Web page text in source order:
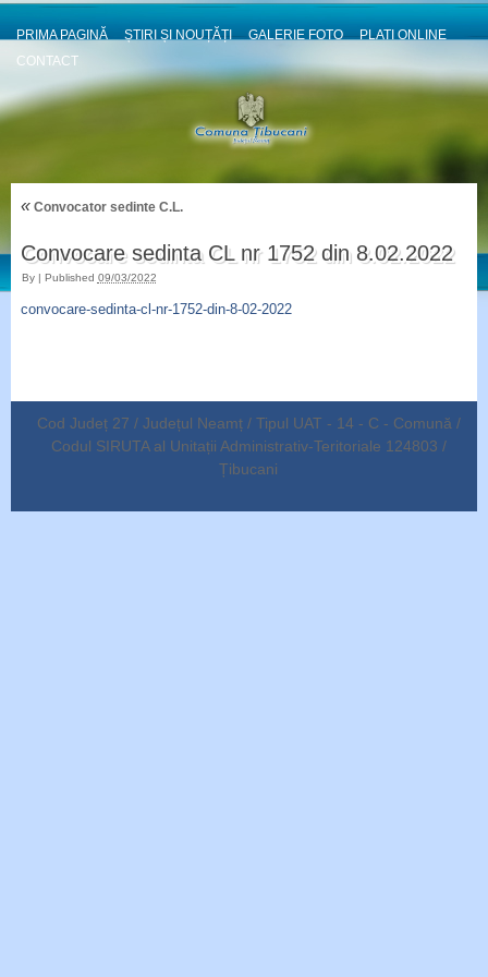
PRIMA PAGINĂ ȘTIRI ȘI NOUȚĂȚI GALERIE FOTO
PLATI ONLINE
CONTACT
«Convocator sedinte C.L.
Convocare sedinta CL nr 1752 din 8.02.2022
By | Published 09/03/2022
convocare-sedinta-cl-nr-1752-din-8-02-2022
Cod Județ 27 / Județul Neamț / Tipul UAT - 14 - C - Comună /
Codul SIRUTA al Unitații Administrativ-Teritoriale 124803 /
Țibucani